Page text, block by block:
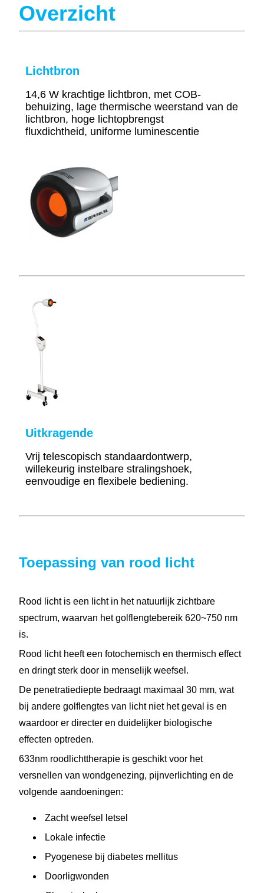
Overzicht
Lichtbron
14,6 W krachtige lichtbron, met COB-
behuizing, lage thermische weerstand van de
lichtbron, hoge lichtopbrengst
fluxdichtheid, uniforme luminescentie
Uitkragende
Vrij telescopisch standaardontwerp,
willekeurig instelbare stralingshoek,
eenvoudige en flexibele bediening.
Toepassing van rood licht
Rood licht is een licht in het natuurlijk zichtbare
spectrum, waarvan het golflengtebereik 620~750 nm
is.
Rood licht heeft een fotochemisch en thermisch effect
en dringt sterk door in menselijk weefsel.
De penetratiediepte bedraagt ​​maximaal 30 mm, wat
bij andere golflengtes van licht niet het geval is en
waardoor er directer en duidelijker biologische
effecten optreden.
633nm roodlichttherapie is geschikt voor het
versnellen van wondgenezing, pijnverlichting en de
volgende aandoeningen:
Zacht weefsel letsel
Lokale infectie
Pyogenese bij diabetes mellitus
Doorligwonden